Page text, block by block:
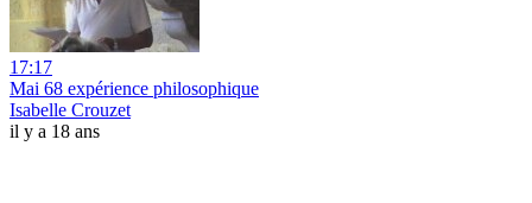
17:17
Mai 68 expérience philosophique
Isabelle Crouzet
il y a 18 ans